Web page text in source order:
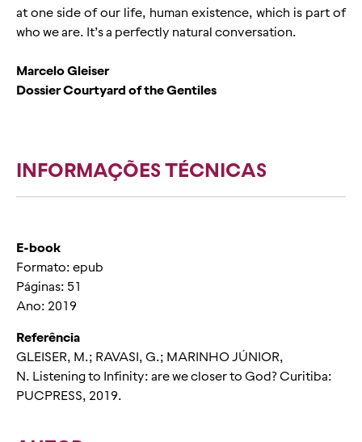
at one side of our life, human existence, which is part of
who we are. It’s a perfectly natural conversation.
Marcelo Gleiser
Dossier Courtyard of the Gentiles
INFORMAÇÕES TÉCNICAS
E-book
Formato: epub
Páginas: 51
Ano: 2019
Referência
GLEISER, M.; RAVASI, G.; MARINHO JÚNIOR,
N. Listening to Infinity: are we closer to God? Curitiba:
PUCPRESS, 2019.